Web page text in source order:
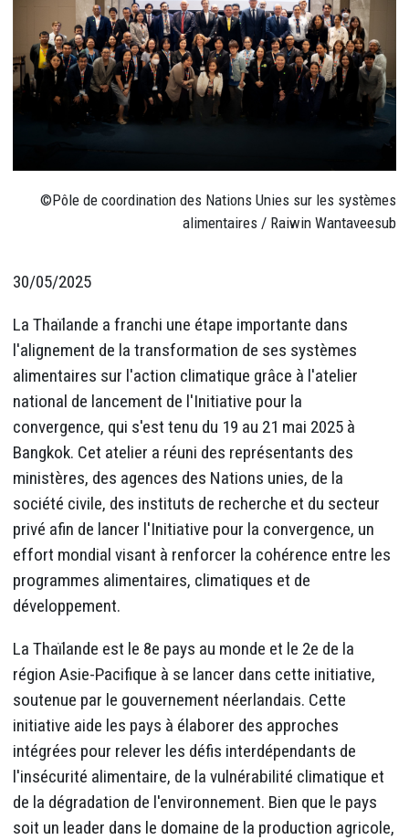
©Pôle de coordination des Nations Unies sur les systèmes
alimentaires / Raiwin Wantaveesub
30/05/2025
La Thaïlande a franchi une étape importante dans
l'alignement de la transformation de ses systèmes
alimentaires sur l'action climatique grâce à l'atelier
national de lancement de l'Initiative pour la
convergence, qui s'est tenu du 19 au 21 mai 2025 à
Bangkok. Cet atelier a réuni des représentants des
ministères, des agences des Nations unies, de la
société civile, des instituts de recherche et du secteur
privé afin de lancer l'Initiative pour la convergence, un
effort mondial visant à renforcer la cohérence entre les
programmes alimentaires, climatiques et de
développement.
La Thaïlande est le 8e pays au monde et le 2e de la
région Asie-Pacifique à se lancer dans cette initiative,
soutenue par le gouvernement néerlandais. Cette
initiative aide les pays à élaborer des approches
intégrées pour relever les défis interdépendants de
l'insécurité alimentaire, de la vulnérabilité climatique et
de la dégradation de l'environnement. Bien que le pays
soit un leader dans le domaine de la production agricole,